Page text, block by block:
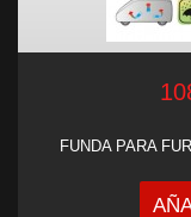
FUNDA PARA